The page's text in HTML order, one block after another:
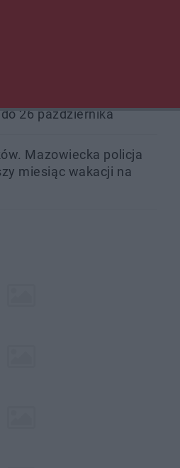
26 października
Mazowiecka policja
miesiąc wakacji na